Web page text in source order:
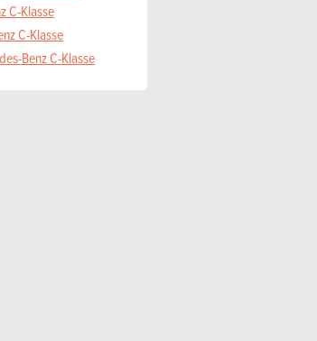
C-Klasse
C-Klasse
Benz C-Klasse